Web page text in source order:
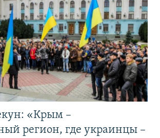
«Крым –
регион, где украинцы –